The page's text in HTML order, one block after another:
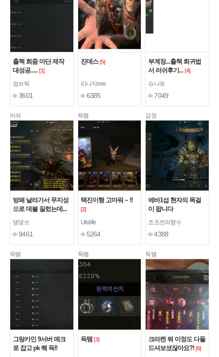
출첵 희줌 마단 제작
대성공..... [1]
엄브릭
3601
진데스 [5]
리니지mw
6385
부계정...출첵 희귀법
서 러쉬후기... [4]
슈나르
7049
러쉬
방패 날라가서 무지성
으로 데블 질렀는데...
댕댕쓰
9461
득템
택진이형 고마워 ~ !!
[2]
Ukslife
5264
감정
에바1섭 현자의 목걸
이 팝니다
조조전의향수
4388
득템
그랑카인 9서버 매크
로 잡고 pk 퀘 득!!
득템
득템 [3]
득템
크라켄 뭐 이정도 다들
드셔보셨잖아요?! [6]